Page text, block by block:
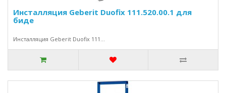
Инсталляция Geberit Duofix 111.520.00.1 для
биде
Инсталляция Geberit Duofix 111...